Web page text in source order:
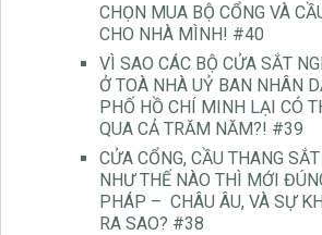
CHỌN MUA BỘ CỔNG VÀ
CHO NHÀ MÌNH! #40
VÌ SAO CÁC BỘ CỬA SẮT
Ở TOÀ NHÀ UỶ BAN NHÂN
PHỐ HỒ CHÍ MINH LẠI CÓ
QUA CẢ TRĂM NĂM?! #39
CỬA CỔNG, CẦU THANG
NHƯ THẾ NÀO THÌ MỚI
PHÁP – CHÂU ÂU, VÀ SỰ
RA SAO? #38